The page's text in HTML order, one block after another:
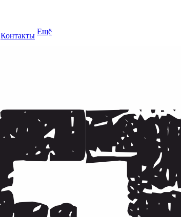
Контакты Ещё